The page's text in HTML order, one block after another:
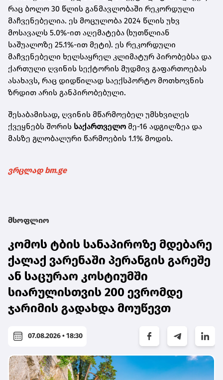
რაც ბოლო 30 წლის განმავლობაში რეკორდული
მაჩვენებელია. ეს მოცულობა 2024 წლის უხვ
მოსავალს 5.0%-ით აღემატება (ხუთწლიან
საშუალოზე 25.1%-ით მეტი). ეს რეკორდული
მაჩვენებელი ხელსაყრელ კლიმატურ პირობებსა და
ქართული ღვინის სექტორის მუდმივ გაფართოებას
ასახავს, რაც დიდწილად საექსპორტო მოთხოვნის
ზრდით არის განპირობებული.
შესაბამისად, ღვინის მწარმოებელ უმსხვილეს
ქვეყნებს შორის საქართველო მე-16 ადგილზეა და
მასზე გლობალური წარმოების 1.1% მოდის.
ვრცლად bm.ge
მსოფლიო
კომოს ტბის სანაპიროზე მდებარე
ქალაქ ვარენაში პერანგის გარეშე
ან საცურაო კოსტიუმში
სიარულისთვის 200 ევრომდე
ჯარიმის გადახდა მოუწევთ
07.08.2026 • 18:30